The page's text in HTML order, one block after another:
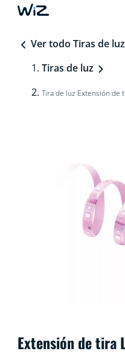
Ver todo Tiras de luz
Tiras de luz
Tira de luz Extensión de
Extensión de tira